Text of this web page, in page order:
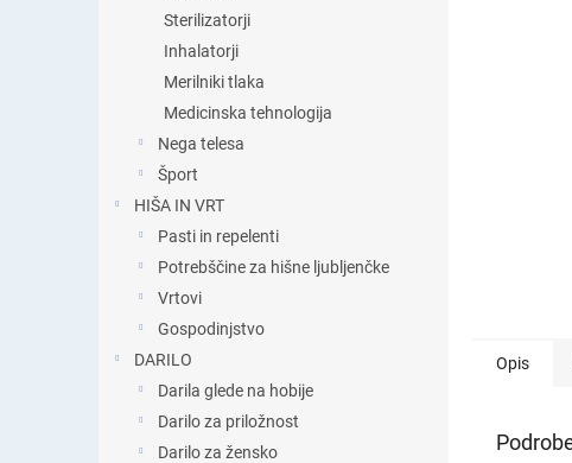
Sterilizatorji
Inhalatorji
Merilniki tlaka
Medicinska tehnologija
Nega telesa
Šport
HIŠA IN VRT
Pasti in repelenti
Potrebščine za hišne ljubljenčke
Vrtovi
Gospodinjstvo
DARILO
Darila glede na hobije
Darilo za priložnost
Darilo za žensko
Opis